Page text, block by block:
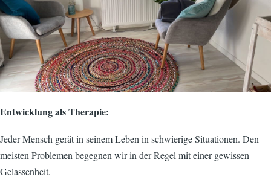
Entwicklung als Therapie:
Jeder Mensch gerät in seinem Leben in schwierige Situationen. Den
meisten Problemen begegnen wir in der Regel mit einer gewissen
Gelassenheit.